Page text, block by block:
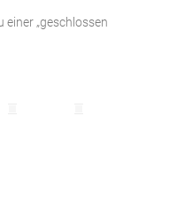
einer „geschlossen